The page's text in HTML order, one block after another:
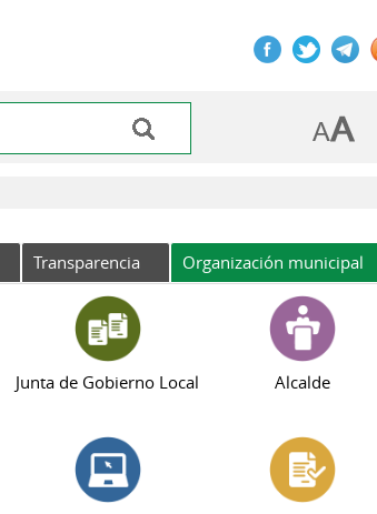
Transparencia Organización municipal
Junta de Gobierno Local Alcalde